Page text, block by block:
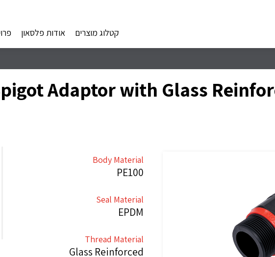
קטלוג מוצרים
אודות פלסאון
Adaptor with Glass
Body Material
PE100
Seal Material
EPDM
Thread Material
Glass Reinforced